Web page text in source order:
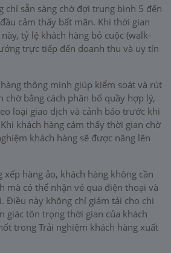
chỉ sẵn sàng chờ đợi trung bình 5 đến
cảm thấy bất mãn. Khi thời gian
tỷ lệ khách hàng bỏ cuộc (walk-
trực tiếp đến doanh thu và uy tín
thông minh giúp kiểm soát và rút
chờ bằng cách phân bổ quầy hợp lý,
loại giao dịch và cảnh báo trước khi
khách hàng cảm thấy thời gian chờ
khách hàng sẽ được nâng lên
hàng ảo, khách hàng không cần
mà có thể nhận vé qua điện thoại và
Điều này không chỉ giảm tải cho chi
giác tôn trọng thời gian của khách
trong Trải nghiệm khách hàng xuất